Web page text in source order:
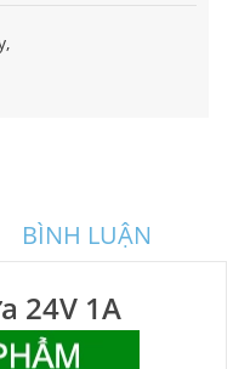
BÌNH LUẬN
24V 1A